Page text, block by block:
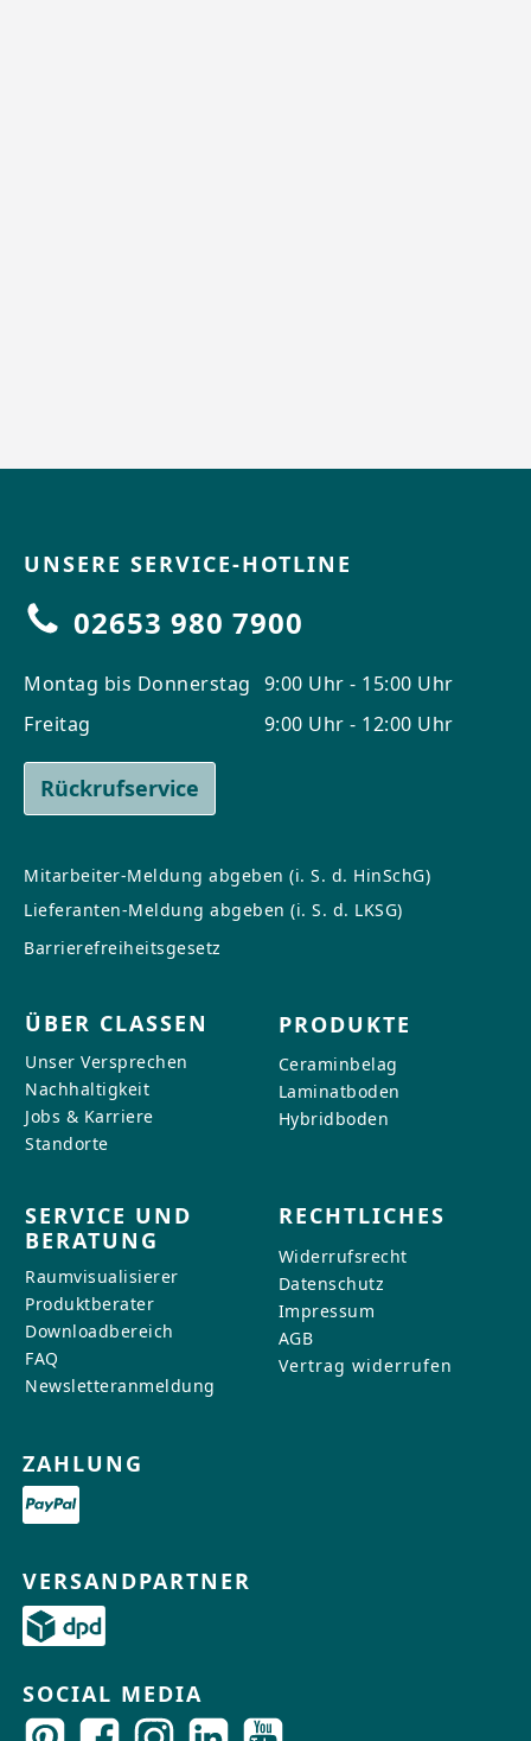
UNSERE SERVICE-HOTLINE
02653 980 7900
Montag bis Donnerstag
Freitag
9:00 Uhr - 15:00 Uhr
9:00 Uhr - 12:00 Uhr
Rückrufservice
Mitarbeiter-Meldung abgeben (i. S. d. HinSchG)
Lieferanten-Meldung abgeben (i. S. d. LKSG)
Barrierefreiheitsgesetz
ÜBER CLASSEN
Unser Versprechen
Nachhaltigkeit
Jobs & Karriere
Standorte
PRODUKTE
Ceraminbelag
Laminatboden
Hybridboden
SERVICE UND
BERATUNG
Raumvisualisierer
Produktberater
Downloadbereich
FAQ
Newsletteranmeldung
RECHTLICHES
Widerrufsrecht
Datenschutz
Impressum
AGB
Vertrag widerrufen
ZAHLUNG
VERSANDPARTNER
SOCIAL MEDIA